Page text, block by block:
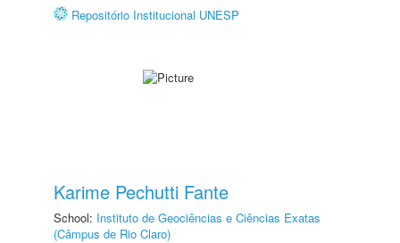
Repositório Institucional UNESP
Karime Pechutti Fante
School: Instituto de Geociências e Ciências Exatas
(Câmpus de Rio Claro)